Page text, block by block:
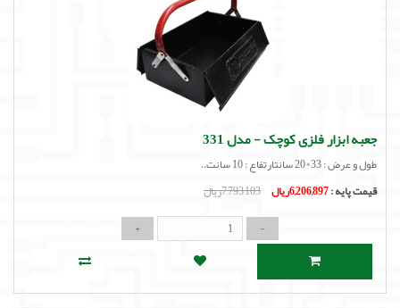
جعبه ابزار فلزی کوچک - مدل 331
طول و عرض : 33*20 سانتارتفاع : 10 سانت..
قیمت پایه :6,206,897ریال 7,793,103ریال